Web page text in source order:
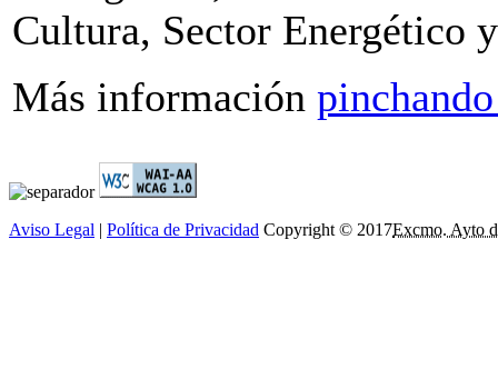
Cultura, Sector Energético
Más información
Aviso Legal | Política de Privacidad Copyright © 2017Excmo. Ayto